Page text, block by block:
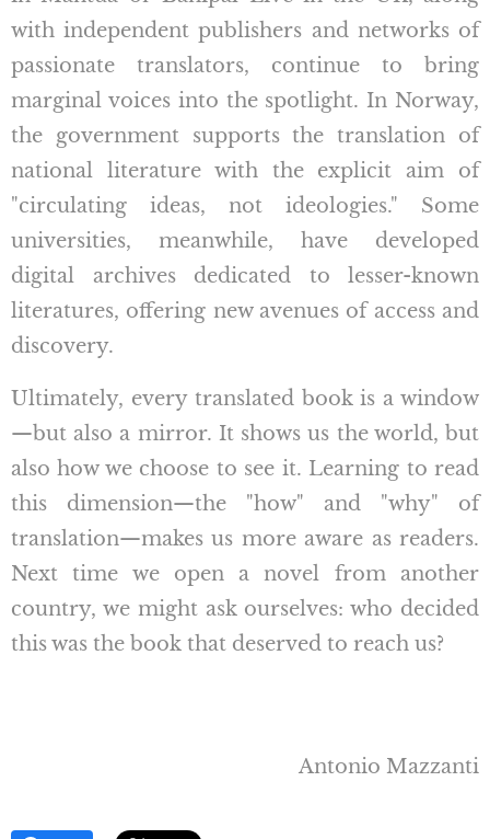
with independent publishers and networks of
passionate translators, continue to bring
marginal voices into the spotlight. In Norway,
the government supports the translation of
national literature with the explicit aim of
"circulating ideas, not ideologies." Some
universities, meanwhile, have developed
digital archives dedicated to lesser-known
literatures, offering new avenues of access and
discovery.
Ultimately, every translated book is a window
—but also a mirror. It shows us the world, but
also how we choose to see it. Learning to read
this dimension—the "how" and "why" of
translation—makes us more aware as readers.
Next time we open a novel from another
country, we might ask ourselves: who decided
this was the book that deserved to reach us?
Antonio Mazzanti